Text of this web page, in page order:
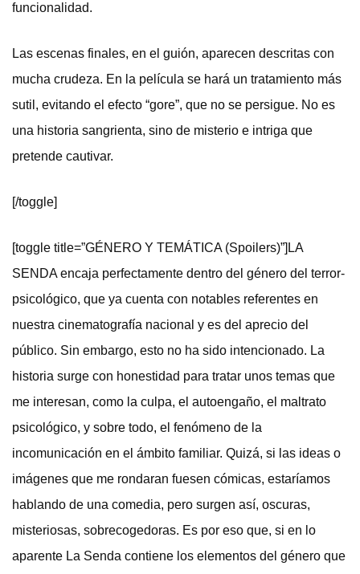
funcionalidad.
Las escenas finales, en el guión, aparecen descritas con
mucha crudeza. En la película se hará un tratamiento más
sutil, evitando el efecto “gore”, que no se persigue. No es
una historia sangrienta, sino de misterio e intriga que
pretende cautivar.
[/toggle]
[toggle title=”GÉNERO Y TEMÁTICA (Spoilers)”]LA
SENDA encaja perfectamente dentro del género del terror-
psicológico, que ya cuenta con notables referentes en
nuestra cinematografía nacional y es del aprecio del
público. Sin embargo, esto no ha sido intencionado. La
historia surge con honestidad para tratar unos temas que
me interesan, como la culpa, el autoengaño, el maltrato
psicológico, y sobre todo, el fenómeno de la
incomunicación en el ámbito familiar. Quizá, si las ideas o
imágenes que me rondaran fuesen cómicas, estaríamos
hablando de una comedia, pero surgen así, oscuras,
misteriosas, sobrecogedoras. Es por eso que, si en lo
aparente La Senda contiene los elementos del género que